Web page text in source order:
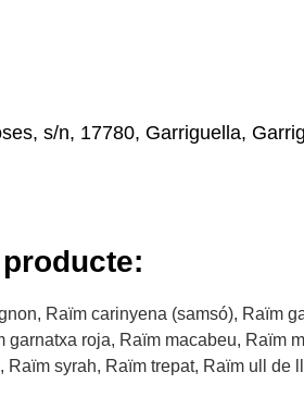
s/n, 17780, Garriguella,
Raïm carinyena (samsó), Raïm
garnatxa roja, Raïm macabeu, Raïm
Raïm syrah, Raïm trepat, Raïm ull de